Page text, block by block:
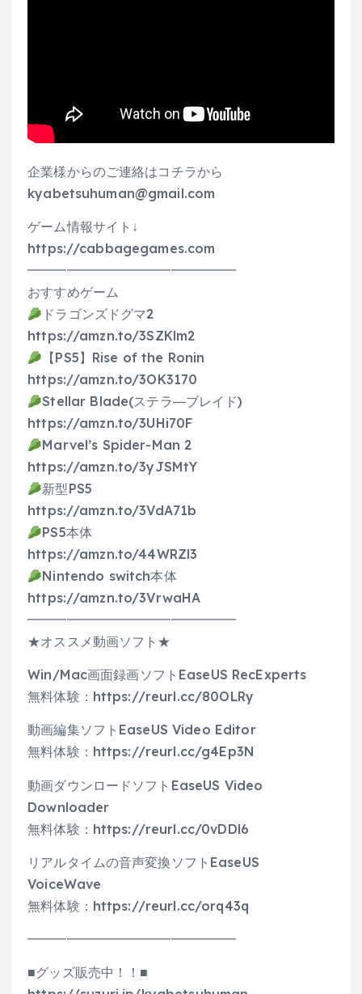
企業様からのご連絡はコチラから
kyabetsuhuman@gmail.com
ゲーム情報サイト↓
https://cabbagegames.com
━━━━━━━━━━━━━━━━
おすすめゲーム
ドラゴンズドグマ2
https://amzn.to/3SZKlm2
【PS5】Rise of the Ronin
https://amzn.to/3OK3170
Stellar Blade(ステラ―ブレイド)
https://amzn.to/3UHi70F
Marvel’s Spider-Man 2
https://amzn.to/3yJSMtY
新型PS5
https://amzn.to/3VdA71b
PS5本体
https://amzn.to/44WRZl3
Nintendo switch本体
https://amzn.to/3VrwaHA
━━━━━━━━━━━━━━━━
★オススメ動画ソフト★
Win/Mac画面録画ソフトEaseUS RecExperts
無料体験：https://reurl.cc/80OLRy
動画編集ソフトEaseUS Video Editor
無料体験：https://reurl.cc/g4Ep3N
動画ダウンロードソフトEaseUS Video
Downloader
無料体験：https://reurl.cc/0vDDl6
リアルタイムの音声変換ソフトEaseUS
VoiceWave
無料体験：https://reurl.cc/orq43q
━━━━━━━━━━━━━━━━
■グッズ販売中！！■